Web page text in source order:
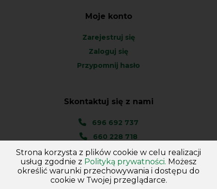
Moje konto
Zarejestruj się
Zaloguj się
Przypomnij hasło
Skontaktuj się z nami
696 692 737
660 228 718
Ul. Węgierska 1A
46-045 Kotórz Mały
(woj. Opolskie)
Strona korzysta z plików cookie w celu realizacji
usług zgodnie z Polityką prywatności. Możesz
określić warunki przechowywania i dostępu do
cookie w Twojej przeglądarce.